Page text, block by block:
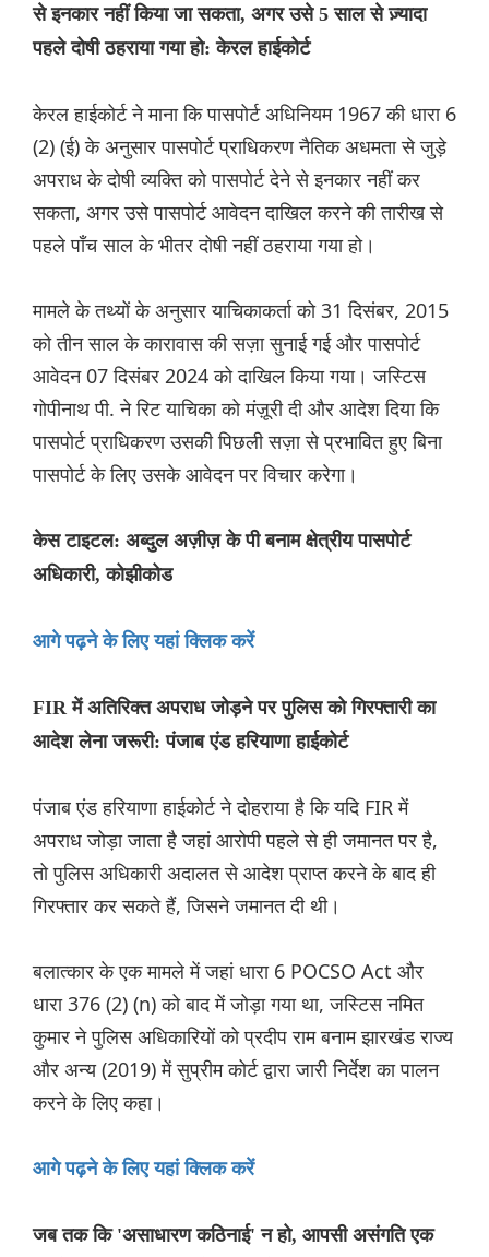
से इनकार नहीं किया जा सकता, अगर उसे 5 साल से ज़्यादा
पहले दोषी ठहराया गया हो: केरल हाईकोर्ट
केरल हाईकोर्ट ने माना कि पासपोर्ट अधिनियम 1967 की धारा 6
(2) (ई) के अनुसार पासपोर्ट प्राधिकरण नैतिक अधमता से जुड़े
अपराध के दोषी व्यक्ति को पासपोर्ट देने से इनकार नहीं कर
सकता, अगर उसे पासपोर्ट आवेदन दाखिल करने की तारीख से
पहले पाँच साल के भीतर दोषी नहीं ठहराया गया हो।
मामले के तथ्यों के अनुसार याचिकाकर्ता को 31 दिसंबर, 2015
को तीन साल के कारावास की सज़ा सुनाई गई और पासपोर्ट
आवेदन 07 दिसंबर 2024 को दाखिल किया गया। जस्टिस
गोपीनाथ पी. ने रिट याचिका को मंज़ूरी दी और आदेश दिया कि
पासपोर्ट प्राधिकरण उसकी पिछली सज़ा से प्रभावित हुए बिना
पासपोर्ट के लिए उसके आवेदन पर विचार करेगा।
केस टाइटल: अब्दुल अज़ीज़ के पी बनाम क्षेत्रीय पासपोर्ट
अधिकारी, कोझीकोड
आगे पढ़ने के लिए यहां क्लिक करें
FIR में अतिरिक्त अपराध जोड़ने पर पुलिस को गिरफ्तारी का
आदेश लेना जरूरी: पंजाब एंड हरियाणा हाईकोर्ट
पंजाब एंड हरियाणा हाईकोर्ट ने दोहराया है कि यदि FIR में
अपराध जोड़ा जाता है जहां आरोपी पहले से ही जमानत पर है,
तो पुलिस अधिकारी अदालत से आदेश प्राप्त करने के बाद ही
गिरफ्तार कर सकते हैं, जिसने जमानत दी थी।
बलात्कार के एक मामले में जहां धारा 6 POCSO Act और
धारा 376 (2) (n) को बाद में जोड़ा गया था, जस्टिस नमित
कुमार ने पुलिस अधिकारियों को प्रदीप राम बनाम झारखंड राज्य
और अन्य (2019) में सुप्रीम कोर्ट द्वारा जारी निर्देश का पालन
करने के लिए कहा।
आगे पढ़ने के लिए यहां क्लिक करें
जब तक कि 'असाधारण कठिनाई' न हो, आपसी असंगति एक